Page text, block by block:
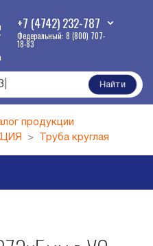
+7 (4742) 232-787
Федеральный: 8 (800) 707-
18-83
Найти
продукции
Труба круглая